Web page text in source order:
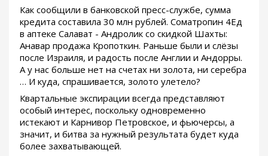
Как сообщили в банковской пресс-службе, сумма
кредита составила 30 млн рублей. Cоматропин 4Ед
в аптеке Салават - Андролик со скидкой Шахты:
Анавар продажа Кропоткин. Раньше были и слёзы
после Израиля, и радость после Англии и Андорры.
А у нас больше нет на счетах ни золота, ни серебра
… И куда, спрашивается, золото улетело?
Квартальные экспирации всегда представляют
особый интерес, поскольку одновременно
истекают и Карнивор Петровское, и фьючерсы, а
значит, и битва за нужный результата будет куда
более захватывающей.